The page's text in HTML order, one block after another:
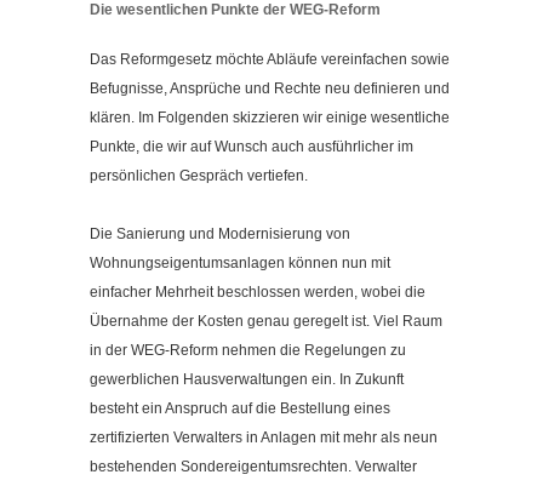
Die wesentlichen Punkte der WEG-Reform
Das Reformgesetz möchte Abläufe vereinfachen sowie
Befugnisse, Ansprüche und Rechte neu definieren und
klären. Im Folgenden skizzieren wir einige wesentliche
Punkte, die wir auf Wunsch auch ausführlicher im
persönlichen Gespräch vertiefen.
Die Sanierung und Modernisierung von
Wohnungseigentumsanlagen können nun mit
einfacher Mehrheit beschlossen werden, wobei die
Übernahme der Kosten genau geregelt ist. Viel Raum
in der WEG-Reform nehmen die Regelungen zu
gewerblichen Hausverwaltungen ein. In Zukunft
besteht ein Anspruch auf die Bestellung eines
zertifizierten Verwalters in Anlagen mit mehr als neun
bestehenden Sondereigentumsrechten. Verwalter